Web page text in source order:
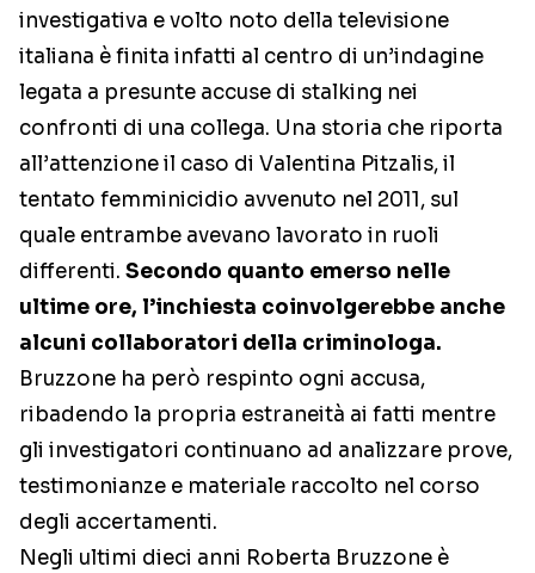
investigativa e volto noto della televisione
italiana è finita infatti al centro di un’indagine
legata a presunte accuse di stalking nei
confronti di una collega. Una storia che riporta
all’attenzione il caso di Valentina Pitzalis, il
tentato femminicidio avvenuto nel 2011, sul
quale entrambe avevano lavorato in ruoli
differenti. Secondo quanto emerso nelle
ultime ore, l’inchiesta coinvolgerebbe anche
alcuni collaboratori della criminologa.
Bruzzone ha però respinto ogni accusa,
ribadendo la propria estraneità ai fatti mentre
gli investigatori continuano ad analizzare prove,
testimonianze e materiale raccolto nel corso
degli accertamenti.
Negli ultimi dieci anni Roberta Bruzzone è